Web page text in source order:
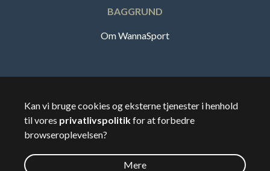
BAGGRUND
Om WannaSport
🇸🇪Sverige
Kan vi bruge cookies og eksterne tjenester i henhold
til vores privatlivspolitikfor at forbedre
browseroplevelsen?
Mere